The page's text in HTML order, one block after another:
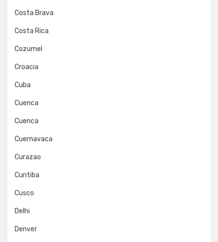
Costa Brava
Costa Rica
Cozumel
Croacia
Cuba
Cuenca
Cuenca
Cuernavaca
Curazao
Curitiba
Cusco
Delhi
Denver